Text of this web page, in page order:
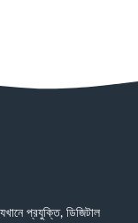
প্রযুক্তি, ডিজিটাল